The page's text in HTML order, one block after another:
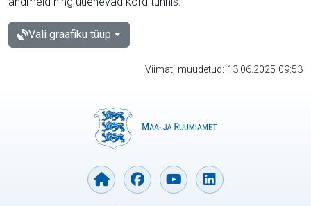
Vali graafiku tüüp
Viimati muudetud: 13.06.2025 09:53